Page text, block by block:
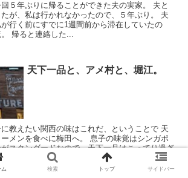
５年ぶりに帰ることができた夫の実家。 夫と
が、私は行かれなかったので、５年ぶり。 夫
行く前にすでに1週間前から滞在していたの
帰ると連絡した...
天下一品と、アメ村と、堀江。
教えたい関西の味はこれだ、ということで 天
メンを食べに梅田へ。 息子の味覚はシンガポ
スタンダードなので、天下一品はこってり過ぎ
級の...
ム 検索 トップ サイドバー